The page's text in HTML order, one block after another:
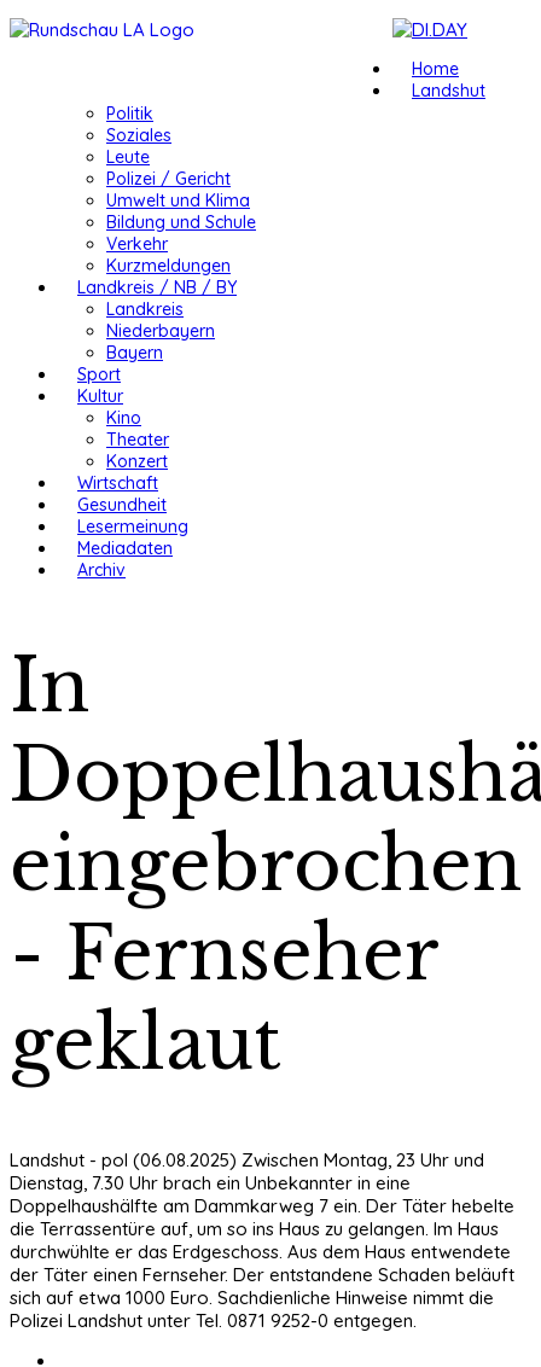
Home
Landshut
Politik
Soziales
Leute
Polizei / Gericht
Umwelt und Klima
Bildung und Schule
Verkehr
Kurzmeldungen
Landkreis / NB / BY
Landkreis
Niederbayern
Bayern
Sport
Kultur
Kino
Theater
Konzert
Wirtschaft
Gesundheit
Lesermeinung
Mediadaten
Archiv
In
eingebrochen
- Fernseher
geklaut
Landshut - pol (06.08.2025) Zwischen Montag, 23 Uhr und
Dienstag, 7.30 Uhr brach ein Unbekannter in eine
Doppelhaushälfte am Dammkarweg 7 ein. Der Täter hebelte
die Terrassentüre auf, um so ins Haus zu gelangen. Im Haus
durchwühlte er das Erdgeschoss. Aus dem Haus entwendete
der Täter einen Fernseher. Der entstandene Schaden beläuft
sich auf etwa 1000 Euro. Sachdienliche Hinweise nimmt die
Polizei Landshut unter Tel. 0871 9252-0 entgegen.